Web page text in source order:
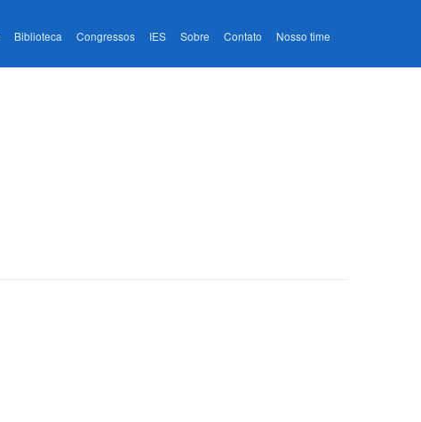
Biblioteca Congressos IES Sobre Contato Nosso time